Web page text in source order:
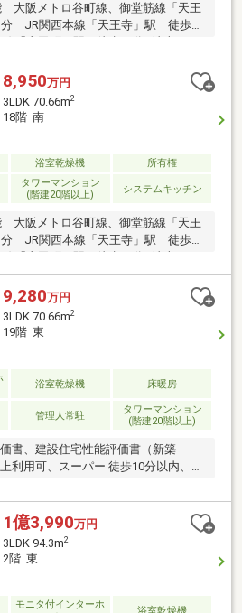
大阪メトロ谷町線、御堂筋線「天王
JR関西本線「天王寺」駅 徒歩11
16階部分につき眺望良好■リビング横
仕切り付きで、ライフスタイルに合
変更が可能■ガス衣類乾燥機(乾太くん)
イニング、洋室(約5帖)に床暖房あり■
り■ペット飼育可(規約による制限あ
ランドエントランス◇コミュニティ
クスコーナー、ライブラリーコーナ
コーナー)
8,950万円
3LDK 70.66m2
18階 南
浴室乾燥機 所有権
タワーマンション
(階建20階以上)
システムキッチン
大阪メトロ谷町線、御堂筋線「天王
JR関西本線「天王寺」駅 徒歩11
18階部分につき眺望良好■リビング横
仕切り付きで、ライフスタイルに合
更が可能■ガス衣類乾燥機(乾太くん)
イニング、洋室(約5帖)に床暖房あり■
り■ペット飼育可(規約による制限あ
ランドエントランス◇コミュニティ
スコーナー、ライブラリーコーナ
ーナー)
9,280万円
3LDK 70.66m2
19階 東
浴室乾燥機 床暖房
管理人常駐
タワーマンション
(階建20階以上)
書、建設住宅性能評価書（新築
利用可、スーパー 徒歩10分以内、浴
、対面式キッチン、２４時間ゴミ出
便座、浴室に窓、ＴＶモニタ付インタ
好、小学校 徒歩10分以内、床暖房、エ
ボックス、食器洗乾燥機、ディスポ
砕処理器）、浄水器
1億3,990万円
3LDK 94.3m2
2階 東
モニタ付インターホ
浴室乾燥機